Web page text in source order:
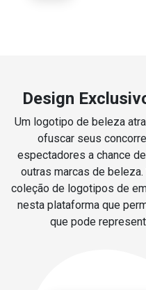
Design
Um logotipo de beleza
ofuscar seus
espectadores a chance
outras marcas de
coleção de logotipos de
nesta plataforma que
que pode